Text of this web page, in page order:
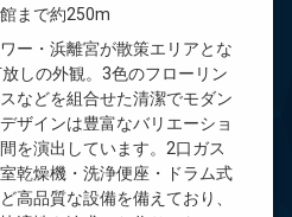
まで約250m
ー・浜離宮が散策エリアとな
しの外観。3色のフローリン
などを組合せた清潔でモダン
ザインは豊富なバリエーショ
を演出しています。2口ガス
乾燥機・洗浄便座・ドラム式
高品質な設備を備えており、